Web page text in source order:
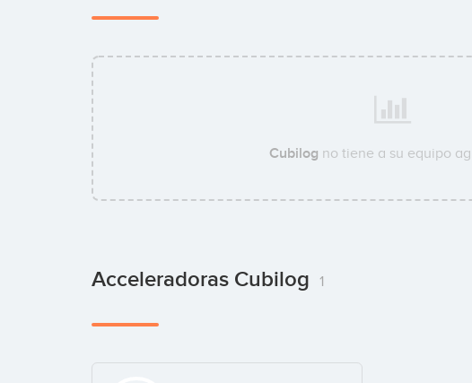
Cubilog no tiene a su equipo
Acceleradoras Cubilog 1